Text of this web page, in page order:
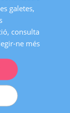
i cursos
FRENCH
galetes,
consulta
ne més